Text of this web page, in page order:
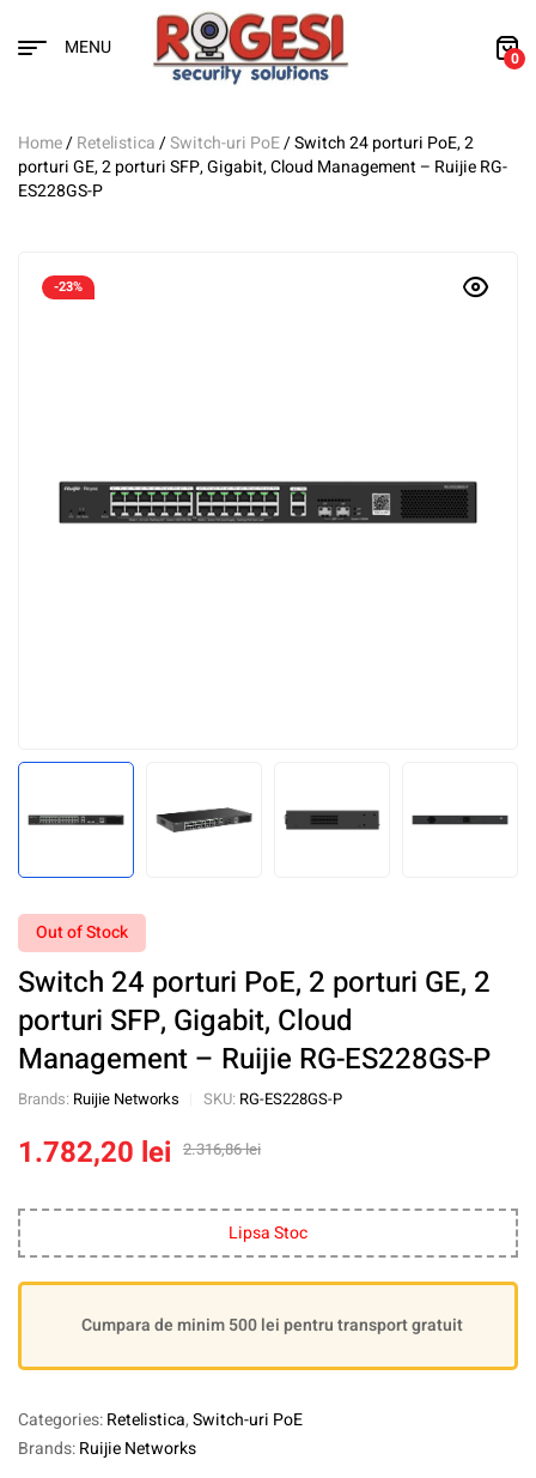
MENU 0
Home/Retelistica/Switch-uri PoE/ Switch 24 porturi PoE, 2
porturi GE, 2 porturi SFP, Gigabit, Cloud Management – Ruijie RG-
ES228GS-P
-23%
Out of Stock
Switch 24 porturi PoE, 2 porturi GE, 2
porturi SFP, Gigabit, Cloud
Management – Ruijie RG-ES228GS-P
Brands: Ruijie Networks SKU: RG-ES228GS-P
2.316,86lei
1.782,20 lei
Lipsa Stoc
Cumpara de minim 500 lei pentru transport gratuit
Categories:Retelistica,Switch-uri PoE
Brands:Ruijie Networks